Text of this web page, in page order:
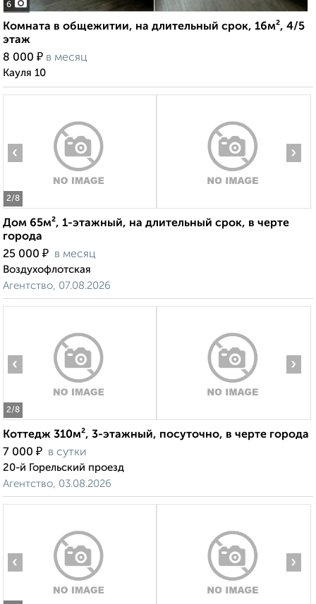
6
Комната в общежитии, на длительный срок, 16м², 4/5
этаж
8 000 ₽ в месяц
Кауля 10
2/8
‹ ›
Дом 65м², 1-этажный, на длительный срок, в черте
города
25 000 ₽ в месяц
Воздухофлотская
Агентство, 07.08.2026
2/8
‹ ›
Коттедж 310м², 3-этажный, посуточно, в черте города
7 000 ₽ в сутки
20-й Горельский проезд
Агентство, 03.08.2026
‹ ›